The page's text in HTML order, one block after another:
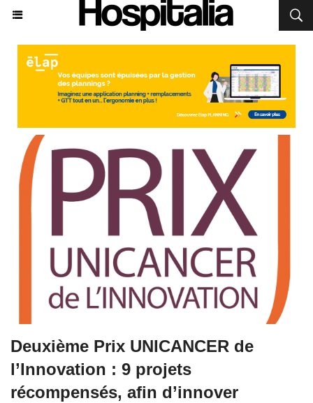
Deuxième Prix UNICANCER de
l’Innovation : 9 projets
récompensés, afin d’innover